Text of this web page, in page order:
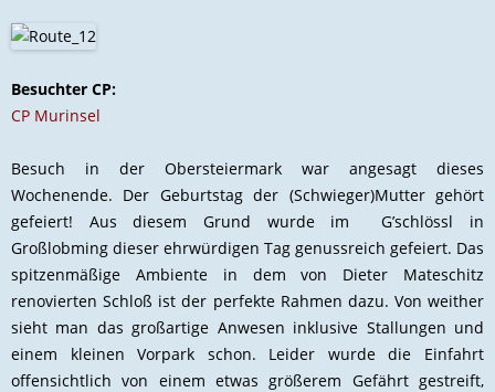
Besuchter CP:
CP Murinsel
Besuch in der Obersteiermark war angesagt dieses
Wochenende. Der Geburtstag der (Schwieger)Mutter gehört
gefeiert! Aus diesem Grund wurde im G’schlössl in
Großlobming dieser ehrwürdigen Tag genussreich gefeiert. Das
spitzenmäßige Ambiente in dem von Dieter Mateschitz
renovierten Schloß ist der perfekte Rahmen dazu. Von weither
sieht man das großartige Anwesen inklusive Stallungen und
einem kleinen Vorpark schon. Leider wurde die Einfahrt
offensichtlich von einem etwas größerem Gefährt gestreift,